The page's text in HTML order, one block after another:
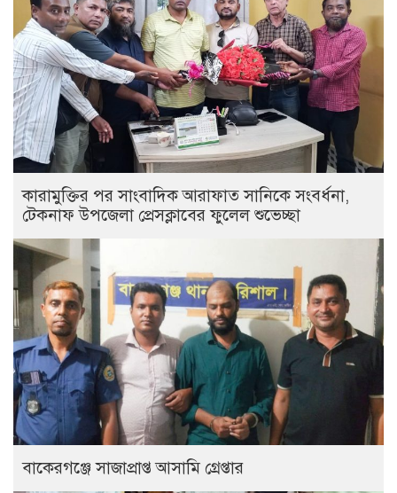
কারামুক্তির পর সাংবাদিক আরাফাত সানিকে সংবর্ধনা,
টেকনাফ উপজেলা প্রেসক্লাবের ফুলেল শুভেচ্ছা
বাকেরগঞ্জে সাজাপ্রাপ্ত আসামি গ্রেপ্তার